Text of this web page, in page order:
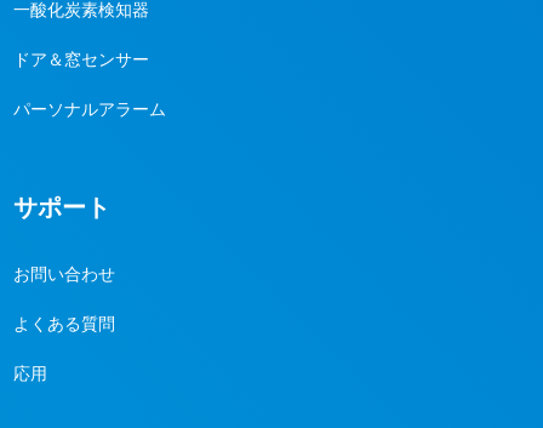
一酸化炭素検知器
ドア＆窓センサー
パーソナルアラーム
サポート
お問い合わせ
よくある質問
応用